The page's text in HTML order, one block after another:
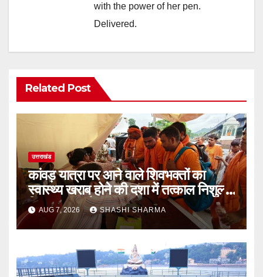
with the power of her pen.
Delivered.
Related Post
उत्तराखंड
कांवड़ यात्रा पर आने वाले शिवभक्तों का
स्वास्थ्य खराब होने की दशा में तत्काल निशुल्क
किया जा रहा है उपचार
AUG 7, 2026 SHASHI SHARMA